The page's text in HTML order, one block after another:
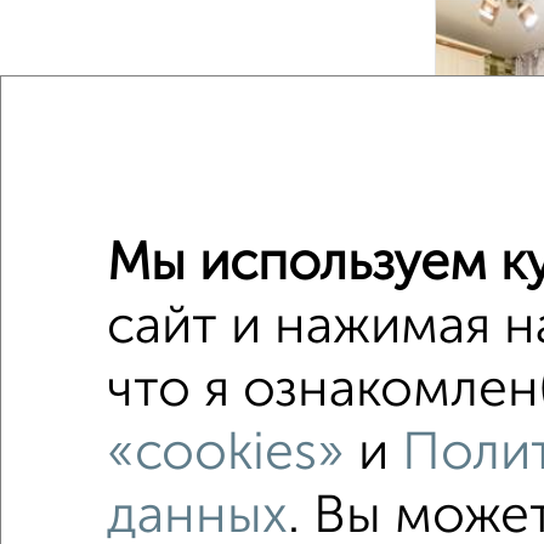
2-к
Поиск по
не
Мы используем
сайт и нажимая
что я
«cookies» и
данных. Вы